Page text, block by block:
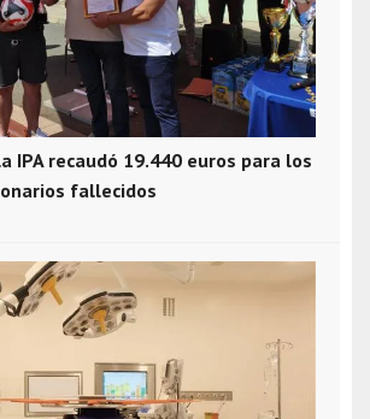
IPA recaudó 19.440 euros para los
fallecidos